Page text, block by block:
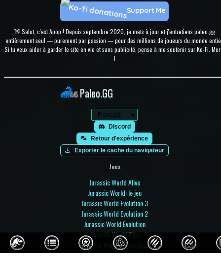
👋 Salut, c'est Apop ! Depuis septembre 2020, je mets à jour et j'entretiens paleo.gg
entièrement seul — purement par passion — pour des millions de joueurs du monde
Si tu veux aider à garder le site en vie et sans publicité, pense à me soutenir sur Ko-Fi.
!
Support Me
Paleo.GG
Discord
Retour d'expérience
Exporter le cache du navigateur
Jeux
Jurassic World Alive
Jurassic World: le jeu
Jurassic World Evolution 3
Jurassic World Evolution 2
Jurassic World Evolution
Jurassic World Play
Jurassic World Primal Ops
Jurassic Park Builder